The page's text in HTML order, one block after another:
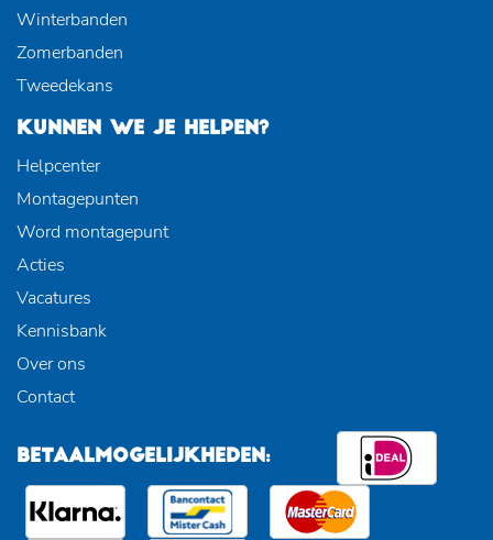
Winterbanden
Zomerbanden
Tweedekans
KUNNEN WE JE HELPEN?
Helpcenter
Montagepunten
Word montagepunt
Acties
Vacatures
Kennisbank
Over ons
Contact
BETAALMOGELIJKHEDEN: